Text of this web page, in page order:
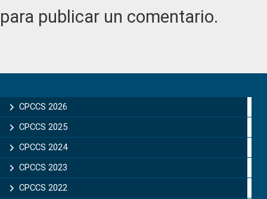
para publicar un comentario.
Sidebar
CPCCS 2026
CPCCS 2025
CPCCS 2024
CPCCS 2023
CPCCS 2022